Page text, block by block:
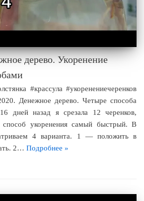
дерево. Укоренение
#крассула #укоренениечеренков
Денежное дерево. Четыре способа
дней назад я срезала 12 черенков,
способ укоренения самый быстрый. В
4 варианта. 1 — положить в
2… Подробнее »